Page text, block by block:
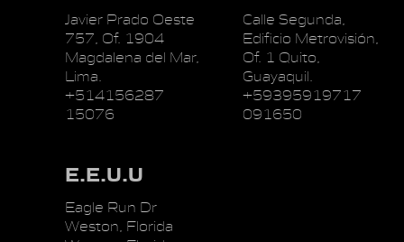
Javier Prado Oeste
757, Of. 1904
Magdalena del Mar,
Lima.
+514156287
15076
Calle Segunda,
Edificio Metrovisión,
Of. 1 Quito,
Guayaquil.
+59395919717
091650
E.E.U.U
Eagle Run Dr
Weston, Florida